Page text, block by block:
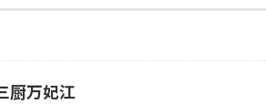
厨万妃江